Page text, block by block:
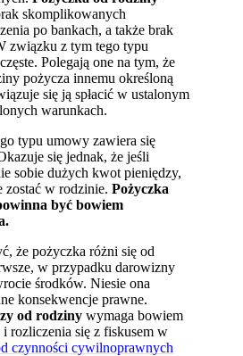
skomplikowanych
po bankach, a także brak
związku z tym tego typu
Polegają one na tym, że
pożycza innemu określoną
się ją spłacić w ustalonym
warunkach.
typu umowy zawiera się
się jednak, że jeśli
sobie dużych kwot pieniędzy,
zostać w rodzinie.Pożyczka
być bowiem
że pożyczka różni się od
w przypadku darowizny
środków. Niesie ona
konsekwencje prawne.
od rodziny wymaga bowiem
rozliczenia się z fiskusem w
czynności cywilnoprawnych